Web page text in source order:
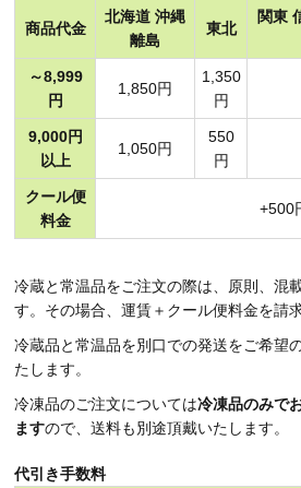
商品代金
北海道 沖縄
離島
東北
関東
～8,999
円
1,850円
1,350
円
9,000円
以上
1,050円
550
円
クール便
料金
+500
冷蔵と常温品をご注文の際は、原則、混
す。その場合、運賃＋クール便料金を請
冷蔵品と常温品を別口での発送をご希望
たします。
冷凍品のご注文については冷凍品のみで
ますので、送料も別途頂戴いたします。
代引き手数料